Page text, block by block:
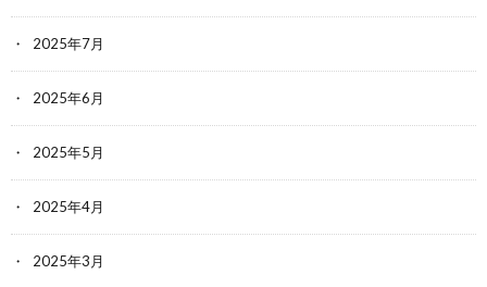
2025年7月
2025年6月
2025年5月
2025年4月
2025年3月